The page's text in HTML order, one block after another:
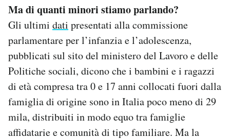
Ma di quanti minori stiamo parlando?
Gli ultimi dati presentati alla commissione
parlamentare per l’infanzia e l’adolescenza,
pubblicati sul sito del ministero del Lavoro e delle
Politiche sociali, dicono che i bambini e i ragazzi
di età compresa tra 0 e 17 anni collocati fuori dalla
famiglia di origine sono in Italia poco meno di 29
mila, distribuiti in modo equo tra famiglie
affidatarie e comunità di tipo familiare. Ma la